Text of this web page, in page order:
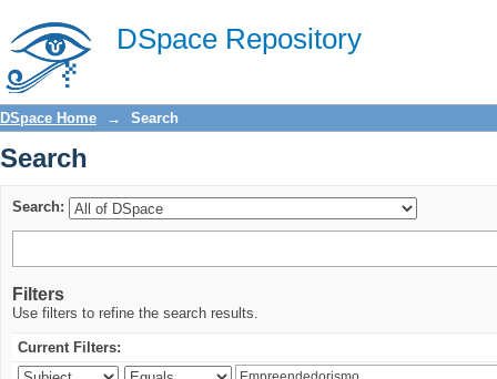
DSpace Repository
Search
DSpace Home → Search
Search
Search:
Filters
Use filters to refine the search results.
Current Filters: